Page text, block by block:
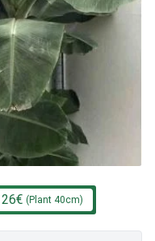
26€ (Plant 40cm)